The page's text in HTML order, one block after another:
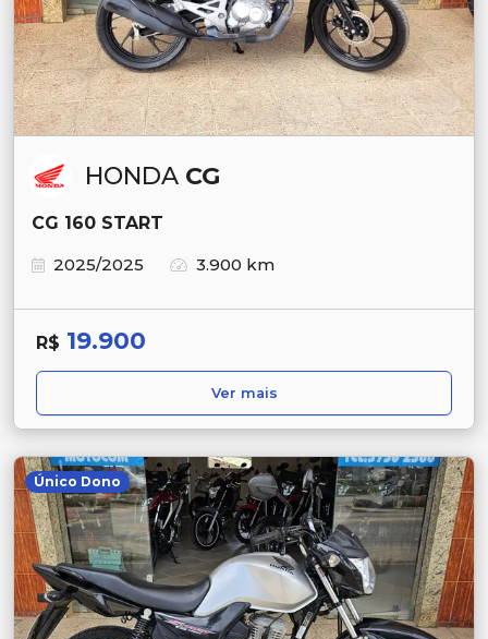
HONDA CG
CG 160 START
2025/2025
3.900 km
R$ 19.900
Ver mais
Único Dono